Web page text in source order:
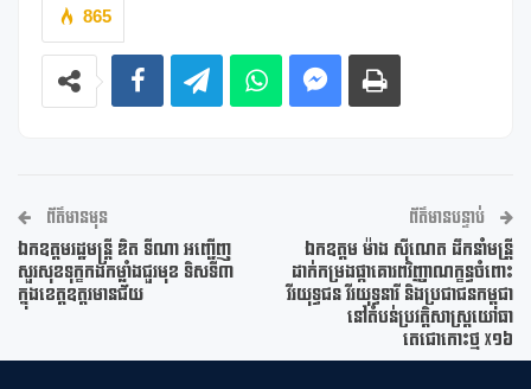
865
ព័ត៌មានមុន
ឯកឧត្តមរដ្ឋមន្ត្រី ឌិត ទីណា អញ្ជើញ
សួរសុខទុក្ខកងកម្លាំងជួរមុខ ទិសទី៣​
ក្នុងខេត្តឧត្តរមានជ័យ​
ព័ត៌មានបន្ទាប់
ឯកឧត្តម ម៉ាង សុីណេត ដឹកនាំមន្រី្ត
ដាក់កម្រងផ្កាគោរពវិញ្ញាណក្ខន្ធចំពោះ
វីរយុទ្ធជន វីរយុទ្ធនារី និងប្រជាជនកម្ពុជា
នៅតំបន់ប្រវត្តិសាស្ត្រយោធា
តេជោកោះថ្ម X១៦